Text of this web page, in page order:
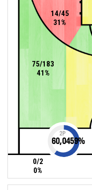
14/45
31%
0/2
0%
75/183
41%
2P
60,0459%